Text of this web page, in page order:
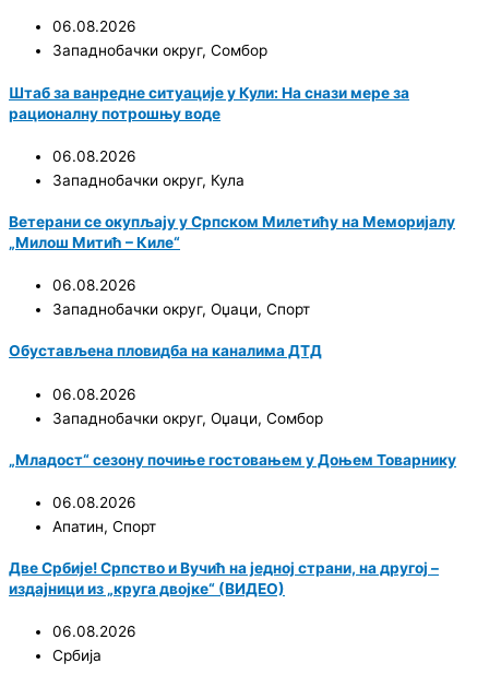
06.08.2026
Западнобачки округ, Сомбор
Штаб за ванредне ситуације у Кули: На снази мере за
рационалну потрошњу воде
06.08.2026
Западнобачки округ, Кула
Ветерани се окупљају у Српском Милетићу на Меморијалу
„Милош Митић – Киле“
06.08.2026
Западнобачки округ, Оџаци, Спорт
Обустављена пловидба на каналима ДТД
06.08.2026
Западнобачки округ, Оџаци, Сомбор
„Младост“ сезону почиње гостовањем у Доњем Товарнику
06.08.2026
Апатин, Спорт
Две Србије! Српство и Вучић на једној страни, на другој –
издајници из „круга двојке“ (ВИДЕО)
06.08.2026
Србија